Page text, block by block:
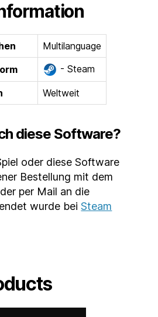
Multilanguage
- Steam
Weltweit
diese Software?
oder diese Software
Bestellung mit dem
per Mail an die
wurde beiSteam